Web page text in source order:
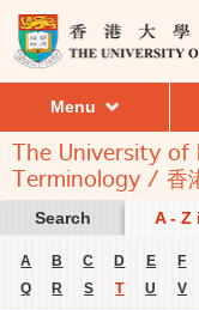
Menu
The University
Terminology / 香
Search A - Z
A B C D E F
Q
R S T U V